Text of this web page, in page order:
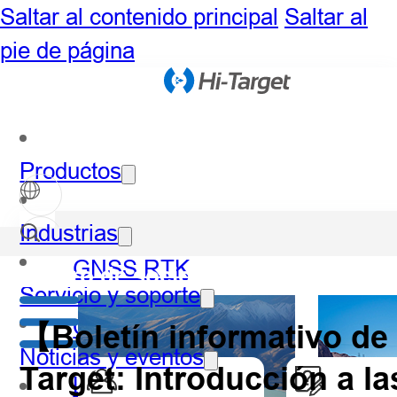
Saltar al contenido principal Saltar al
pie de página
Productos
GNSS RTK
Óptico
LiDAR
Industrias
Servicio y soporte
Noticias y eventos
Centro de socios
【Boletín informativo
Target: Introducción a